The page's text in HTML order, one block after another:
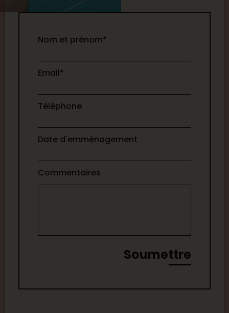
I
n
q
u
i
y
o
r
Nom et prénom*
Email*
Téléphone
Date d'emménagement
Commentaires
Soumettre